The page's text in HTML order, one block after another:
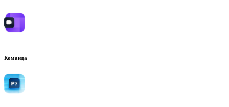
Команда